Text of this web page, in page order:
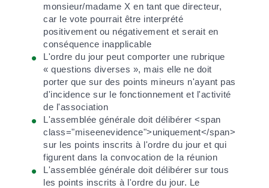
monsieur/madame X en tant que directeur,
car le vote pourrait être interprété
positivement ou négativement et serait en
conséquence inapplicable
L'ordre du jour peut comporter une rubrique
« questions diverses », mais elle ne doit
porter que sur des points mineurs n'ayant pas
d'incidence sur le fonctionnement et l'activité
de l'association
L'assemblée générale doit délibérer <span
class="miseenevidence">uniquement</span>
sur les points inscrits à l'ordre du jour et qui
figurent dans la convocation de la réunion
L'assemblée générale doit délibérer sur tous
les points inscrits à l'ordre du jour. Le